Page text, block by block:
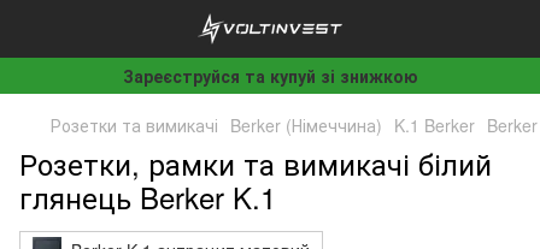
Зареєструйся та купуй зі знижкою
Розетки та вимикачі Berker (Німеччина) K.1 Berker
Розетки, рамки та вимикачі білий
глянець Berker K.1